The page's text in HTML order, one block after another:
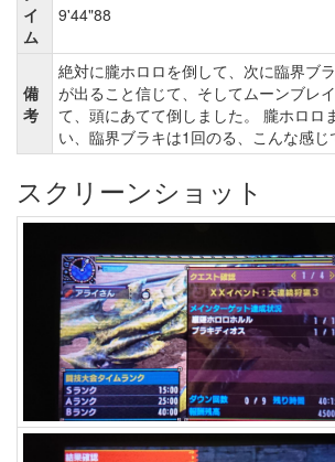
イ
ム
9'44"88
備
考
絶対に朧ホロロを倒して、次に臨界ブ
が出ること信じて、そしてムーンブレ
て、頭にあてて倒しました。 朧ホロロ
い、臨界ブラキは1回のる、こんな感じ
スクリーンショット